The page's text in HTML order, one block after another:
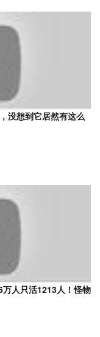
没想到它居然有这么
万人只活1213人！怪物